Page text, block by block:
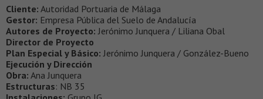
Cliente: Autoridad Portuaria de Málaga
Gestor: Empresa Pública del Suelo de Andalucía
Autores de Proyecto: Jerónimo Junquera / Liliana Obal
Director de Proyecto
Plan Especial y Básico:Jerónimo Junquera / González-Bueno
Ejecución y Dirección
Obra: Ana Junquera
Estructuras: NB 35